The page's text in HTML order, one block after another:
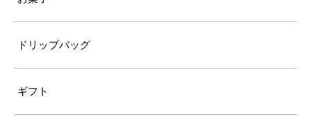
ドリップバッグ
ギフト